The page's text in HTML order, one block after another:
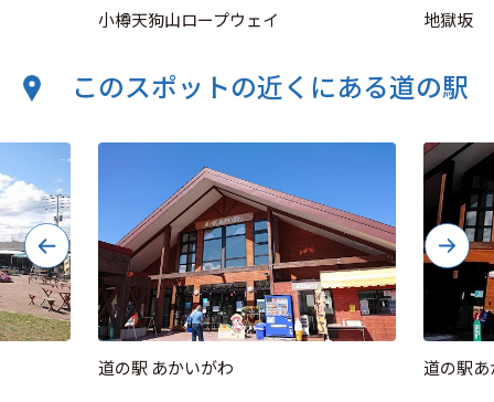
小樽天狗山ロープウェイ 地獄坂
このスポットの近くにある道の駅
道の駅 あかいがわ 道の駅